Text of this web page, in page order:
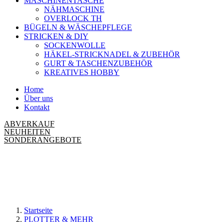
NÄHMASCHINE
OVERLOCK TH
BÜGELN & WÄSCHEPFLEGE
STRICKEN & DIY
SOCKENWOLLE
HÄKEL-STRICKNADEL & ZUBEHÖR
GURT & TASCHENZUBEHÖR
KREATIVES HOBBY
Home
Über uns
Kontakt
ABVERKAUF
NEUHEITEN
SONDERANGEBOTE
Startseite
PLOTTER & MEHR